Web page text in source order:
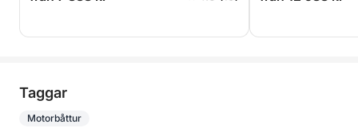
Taggar
Motorbåttur